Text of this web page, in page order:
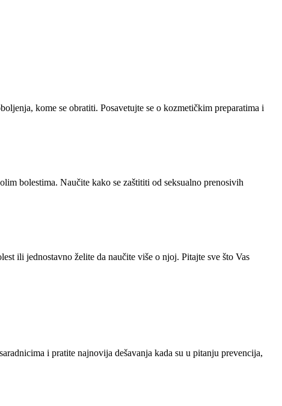
kome se obratiti. Posavetujte se o kozmetičkim preparatima i
bolestima. Naučite kako se zaštititi od seksualno prenosivih
ili jednostavno želite da naučite više o njoj. Pitajte sve što Vas
i pratite najnovija dešavanja kada su u pitanju prevencija,